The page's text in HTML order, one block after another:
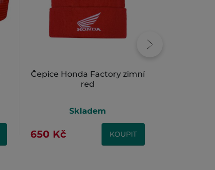
Čepice Honda Factory zimní
red
Skladem
650 Kč KOUPIT